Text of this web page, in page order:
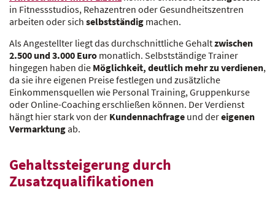
in Fitnessstudios, Rehazentren oder Gesundheitszentren
arbeiten oder sich selbstständig machen.
Als Angestellter liegt das durchschnittliche Gehaltzwischen
2.500 und 3.000 Euro monatlich. Selbstständige Trainer
hingegen haben die Möglichkeit, deutlich mehr zu verdienen,
da sie ihre eigenen Preise festlegen und zusätzliche
Einkommensquellen wie Personal Training, Gruppenkurse
oder Online-Coaching erschließen können. Der Verdienst
hängt hier stark von der Kundennachfrage und dereigenen
Vermarktungab.
Gehaltssteigerung durch
Zusatzqualifikationen